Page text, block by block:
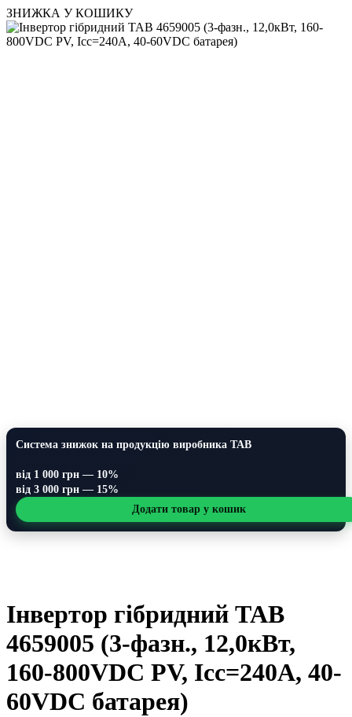
ЗНИЖКА У КОШИКУ
Система знижок на продукцію виробника TAB
від 1 000 грн — 10%
від 3 000 грн — 15%
Додати товар у кошик
Інвертор гібридний TAB
4659005 (3-фазн., 12,0кВт,
160-800VDC PV, Icc=240A, 40-
60VDC батарея)